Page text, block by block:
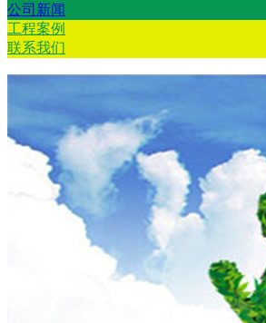
公司新闻
工程案例
联系我们